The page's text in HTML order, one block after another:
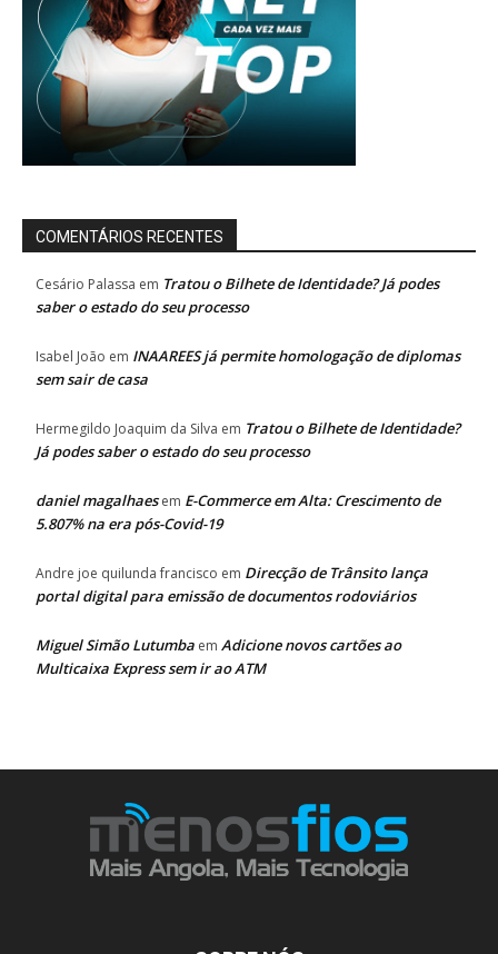
COMENTÁRIOS RECENTES
Cesário Palassa em Tratou o Bilhete de Identidade? Já podes
saber o estado do seu processo
Isabel João em INAAREES já permite homologação de diplomas
sem sair de casa
Hermegildo Joaquim da Silva em Tratou o Bilhete de Identidade?
Já podes saber o estado do seu processo
daniel magalhaesem E-Commerce em Alta: Crescimento de
5.807% na era pós-Covid-19
Andre joe quilunda francisco em Direcção de Trânsito lança
portal digital para emissão de documentos rodoviários
Miguel Simão Lutumba em Adicione novos cartões ao
Multicaixa Express sem ir ao ATM